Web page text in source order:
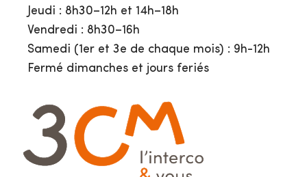
Jeudi : 8h30–12h et 14h–18h
Vendredi : 8h30–16h
Samedi (1er et 3e de chaque mois) : 9h-12h
Fermé dimanches et jours feriés